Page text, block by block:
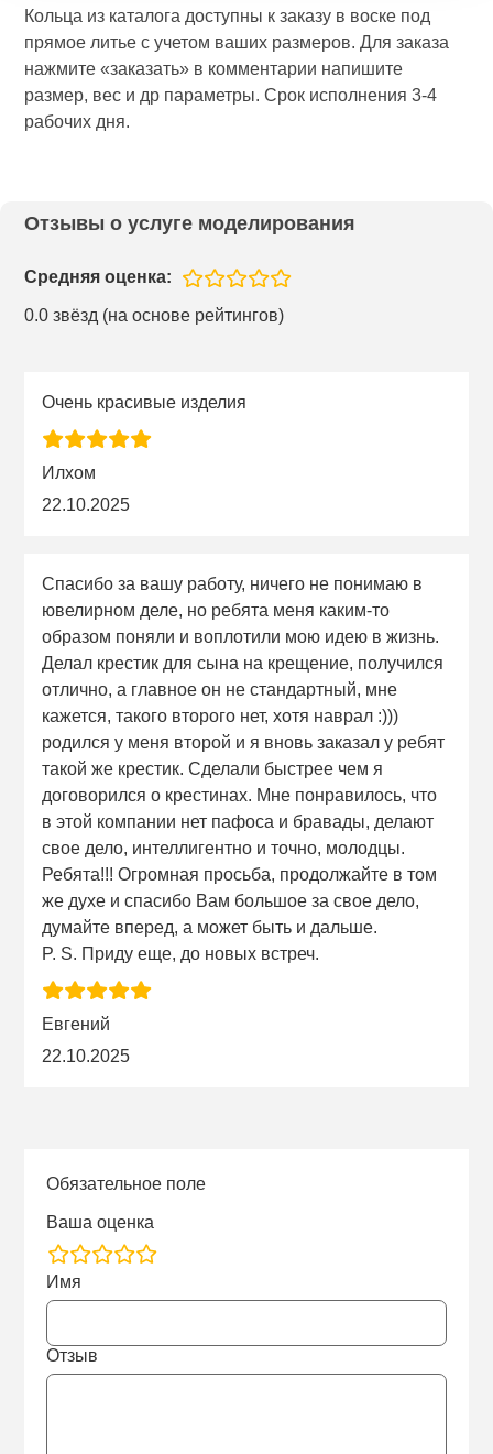
Кольца из каталога доступны к заказу в воске под
прямое литье с учетом ваших размеров. Для заказа
нажмите «заказать» в комментарии напишите
размер, вес и др параметры. Срок исполнения 3-4
рабочих дня.
Отзывы о услуге моделирования
Средняя оценка:
0.0 звёзд (на основе рейтингов)
Очень красивые изделия
Илхом
22.10.2025
Спасибо за вашу работу, ничего не понимаю в
ювелирном деле, но ребята меня каким-то
образом поняли и воплотили мою идею в жизнь.
Делал крестик для сына на крещение, получился
отлично, а главное он не стандартный, мне
кажется, такого второго нет, хотя наврал :)))
родился у меня второй и я вновь заказал у ребят
такой же крестик. Сделали быстрее чем я
договорился о крестинах. Мне понравилось, что
в этой компании нет пафоса и бравады, делают
свое дело, интеллигентно и точно, молодцы.
Ребята!!! Огромная просьба, продолжайте в том
же духе и спасибо Вам большое за свое дело,
думайте вперед, а может быть и дальше.
P. S. Приду еще, до новых встреч.
Евгений
22.10.2025
Обязательное поле
Ваша оценка
rating
fields
Имя
Отзыв